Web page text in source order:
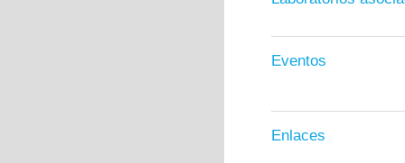
Eventos
Enlaces